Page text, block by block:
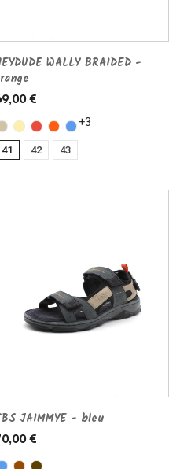
WALLY BRAIDED -
€
+3
41 42 43
JAIMMYE - bleu
€